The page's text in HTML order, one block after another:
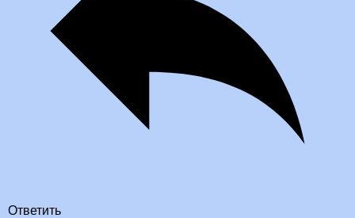
Ответить